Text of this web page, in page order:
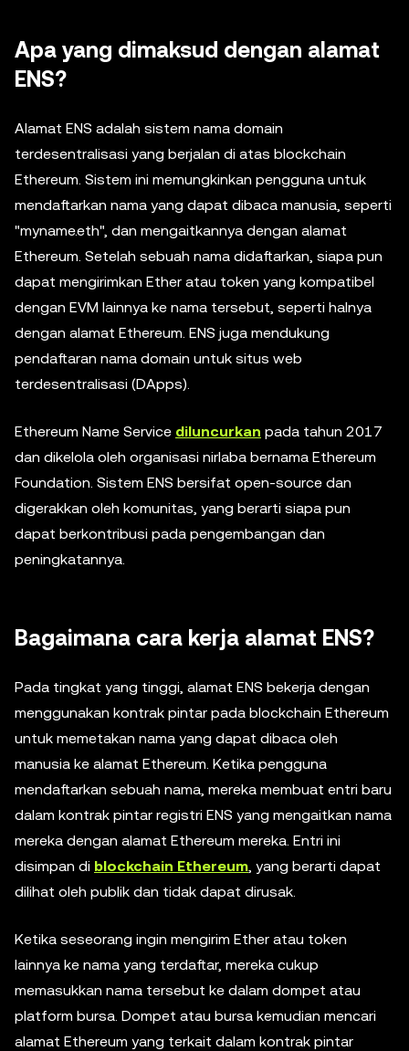
Apa yang dimaksud dengan alamat
ENS?
Alamat ENS adalah sistem nama domain
terdesentralisasi yang berjalan di atas blockchain
Ethereum. Sistem ini memungkinkan pengguna untuk
mendaftarkan nama yang dapat dibaca manusia, seperti
"myname.eth", dan mengaitkannya dengan alamat
Ethereum. Setelah sebuah nama didaftarkan, siapa pun
dapat mengirimkan Ether atau token yang kompatibel
dengan EVM lainnya ke nama tersebut, seperti halnya
dengan alamat Ethereum. ENS juga mendukung
pendaftaran nama domain untuk situs web
terdesentralisasi (DApps).
Ethereum Name Service diluncurkan pada tahun 2017
dan dikelola oleh organisasi nirlaba bernama Ethereum
Foundation. Sistem ENS bersifat open-source dan
digerakkan oleh komunitas, yang berarti siapa pun
dapat berkontribusi pada pengembangan dan
peningkatannya.
Bagaimana cara kerja alamat ENS?
Pada tingkat yang tinggi, alamat ENS bekerja dengan
menggunakan kontrak pintar pada blockchain Ethereum
untuk memetakan nama yang dapat dibaca oleh
manusia ke alamat Ethereum. Ketika pengguna
mendaftarkan sebuah nama, mereka membuat entri baru
dalam kontrak pintar registri ENS yang mengaitkan nama
mereka dengan alamat Ethereum mereka. Entri ini
disimpan di blockchain Ethereum, yang berarti dapat
dilihat oleh publik dan tidak dapat dirusak.
Ketika seseorang ingin mengirim Ether atau token
lainnya ke nama yang terdaftar, mereka cukup
memasukkan nama tersebut ke dalam dompet atau
platform bursa. Dompet atau bursa kemudian mencari
alamat Ethereum yang terkait dalam kontrak pintar